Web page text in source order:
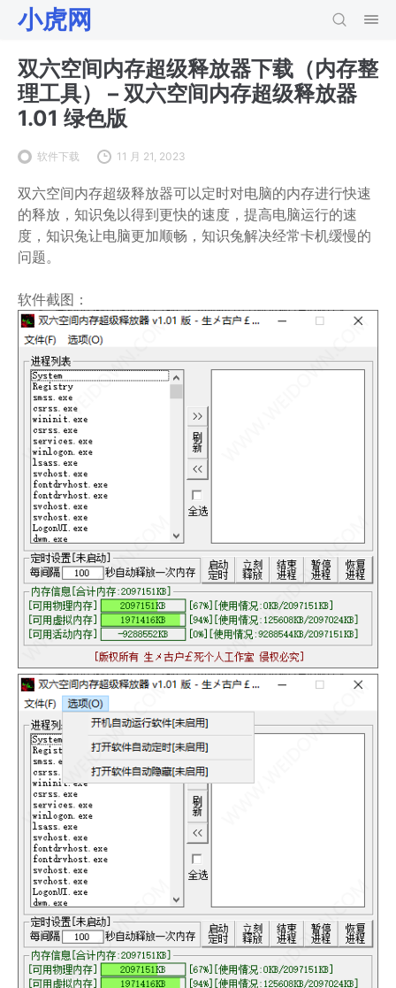
小虎网
双六空间内存超级释放器下载（内存整
理工具） – 双六空间内存超级释放器
1.01 绿色版
软件下载 11 月 21, 2023
双六空间内存超级释放器可以定时对电脑的内存进行快速
的释放，知识兔以得到更快的速度，提高电脑运行的速
度，知识兔让电脑更加顺畅，知识兔解决经常卡机缓慢的
问题。
软件截图：